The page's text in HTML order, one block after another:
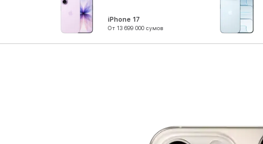
iPhone 17
От 13 699 000 сумов